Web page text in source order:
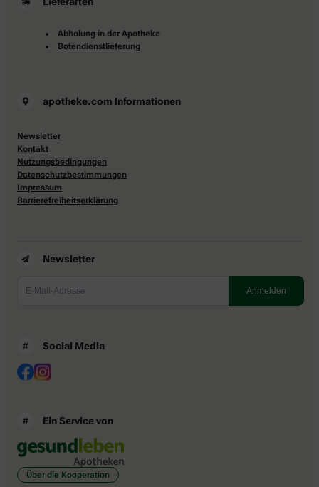
Abholung in der Apotheke
Botendienstlieferung
apotheke.com Informationen
Newsletter
Kontakt
Nutzungsbedingungen
Datenschutzbestimmungen
Impressum
Barrierefreiheitserklärung
Newsletter
Social Media
Ein Service von
Über die Kooperation